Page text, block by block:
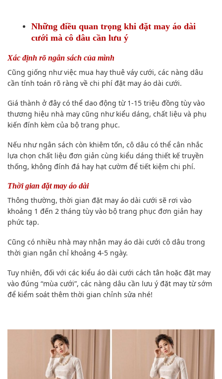
Những điều quan trọng khi đặt may áo dài
cưới mà cô dâu cần lưu ý
Xác định rõ ngân sách của mình
Cũng giống như việc mua hay thuê váy cưới, các nàng dâu
cần tính toán rõ ràng về chi phí đặt may áo dài cưới.
Giá thành ở đây có thể dao động từ 1-15 triệu đồng tùy vào
thương hiệu nhà may cũng như kiểu dáng, chất liệu và phụ
kiến đính kèm của bộ trang phục.
Nếu như ngân sách còn khiêm tốn, cô dâu có thể cân nhắc
lựa chọn chất liệu đơn giản cùng kiểu dáng thiết kế truyền
thống, không đính đá hay hạt cườm để tiết kiệm chi phí.
Thời gian đặt may áo dài
Thông thường, thời gian đặt may áo dài cưới sẽ rơi vào
khoảng 1 đến 2 tháng tùy vào bộ trang phục đơn giản hay
phức tạp.
Cũng có nhiều nhà may nhận may áo dài cưới cô dâu trong
thời gian ngắn chỉ khoảng 4-5 ngày.
Tuy nhiên, đối với các kiểu áo dài cưới cách tân hoặc đặt may
vào đúng “mùa cưới”, các nàng dâu cần lưu ý đặt may từ sớm
để kiểm soát thêm thời gian chỉnh sửa nhé!